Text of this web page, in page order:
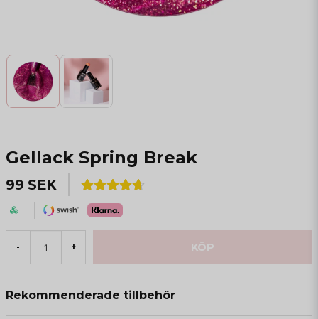
Gellack Spring Break
99 SEK
- + KÖP
Rekommenderade tillbehör